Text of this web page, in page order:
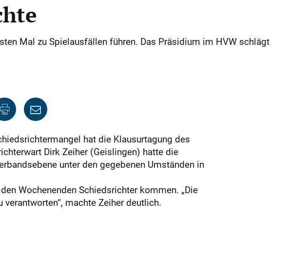
Mal zu Spielausfällen führen. Das Präsidium im HVW schlägt
hat die Klausurtagung des
Dirk Zeiher (Geislingen) hatte die
unter den gegebenen Umständen in
Wochenenden Schiedsrichter kommen. „Die
machte Zeiher deutlich.